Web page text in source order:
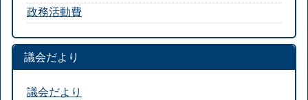
政務活動費
議会だより
議会だより